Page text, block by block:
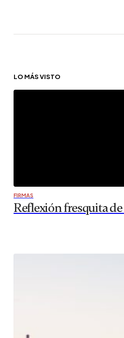
LO MÁS VISTO
FIRMAS
Reflexión fresquita de